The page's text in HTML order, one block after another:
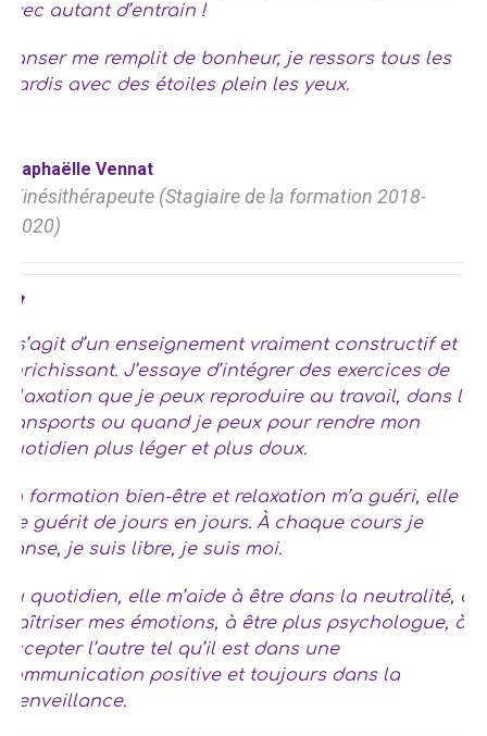
avec autant d’entrain !
Danser me remplit de bonheur, je ressors tous les
mardis avec des étoiles plein les yeux.
Raphaëlle Vennat
Kinésithérapeute (Stagiaire de la formation 2018-
2020)
Il s’agit d’un enseignement vraiment constructif et
enrichissant. J’essaye d’intégrer des exercices de
relaxation que je peux reproduire au travail, dans les
transports ou quand je peux pour rendre mon
quotidien plus léger et plus doux.
La formation bien-être et relaxation m’a guéri, elle
me guérit de jours en jours. À chaque cours je
danse, je suis libre, je suis moi.
Au quotidien, elle m’aide à être dans la neutralité, à
maîtriser mes émotions, à être plus psychologue, à
accepter l’autre tel qu’il est dans une
communication positive et toujours dans la
bienveillance.